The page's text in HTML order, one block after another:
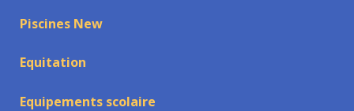
Piscines New
Equitation
Equipements scolaire